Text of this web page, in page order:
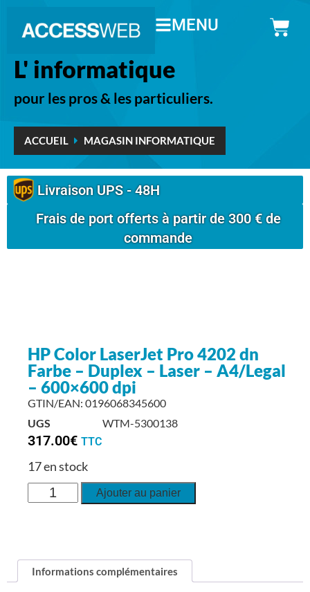
MENU
L' informatique
pour les pros & les particuliers.
ACCUEIL MAGASIN INFORMATIQUE
Livraison UPS - 48H
Frais de port offerts à partir de 300 € de
commande
HP Color LaserJet Pro 4202 dn
Farbe – Duplex – Laser – A4/Legal
– 600×600 dpi
GTIN/EAN: 0196068345600
UGS
WTM-5300138
317.00€ TTC
17 en stock
Ajouter au panier
Informations complémentaires